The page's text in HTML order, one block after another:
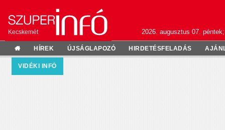
Kecskemét 2026. augusztus 07.
HÍREK ÚJSÁGLAPOZÓ HIRDETÉSFELADÁS
VIDÉKI INFÓ